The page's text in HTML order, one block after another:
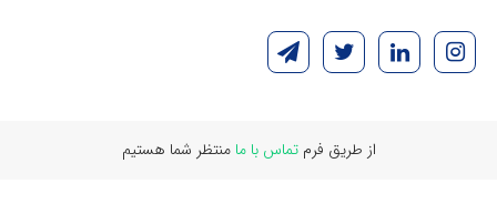
از طریق فرمتماس با ما منتظر شما هستیم